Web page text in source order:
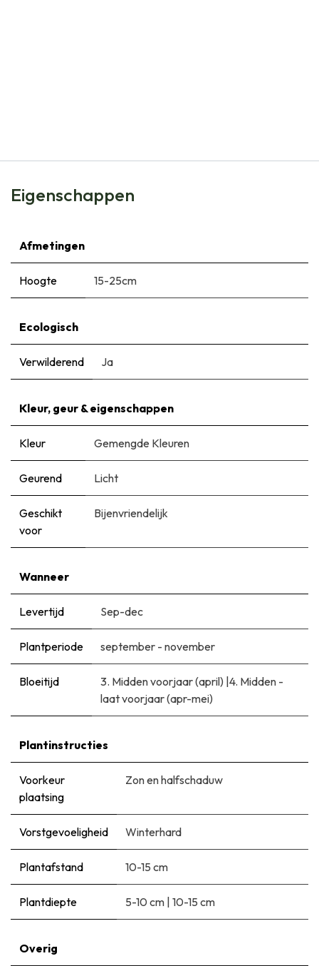
Eigenschappen
Afmetingen
Hoogte 15-25cm
Ecologisch
Verwilderend Ja
Kleur, geur & eigenschappen
Kleur Gemengde Kleuren
Geurend Licht
Geschikt
voor
Bijenvriendelijk
Wanneer
Levertijd Sep-dec
Plantperiode september - november
Bloeitijd 3. Midden voorjaar (april) |​4. Midden -
laat voorjaar (apr-mei)
Plantinstructies
Voorkeur
plaatsing
Zon en halfschaduw
Vorstgevoeligheid Winterhard
Plantafstand 10-15 cm
Plantdiepte 5-10 cm | 10-15 cm
Overig